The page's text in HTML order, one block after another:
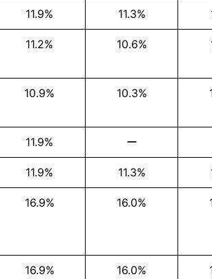
11.9% 11.3%
11.2% 10.6%
10.9% 10.3%
11.9% ー
11.9% 11.3%
16.9% 16.0%
16.9% 16.0%